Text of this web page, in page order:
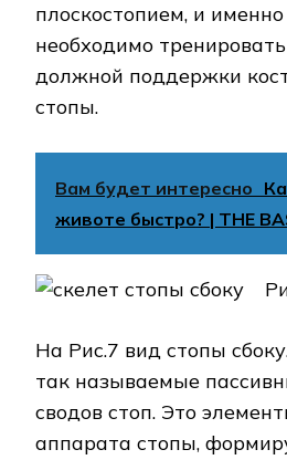
плоскостопием, и
необходимо
должной поддержки
стопы.
Вам будет интересно
животе быстро? | THE
На Рис.7 вид стопы
так называемые
сводов стоп. Это
аппарата стопы,